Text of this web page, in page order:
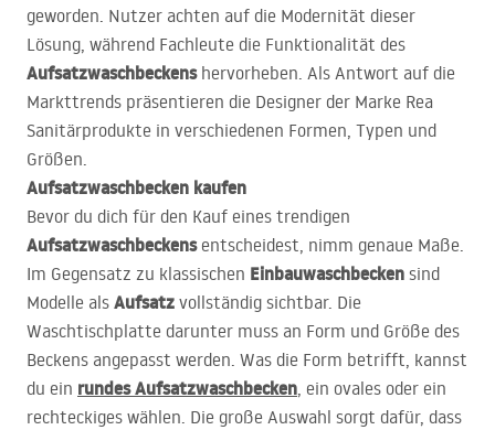
geworden. Nutzer achten auf die Modernität dieser
Lösung, während Fachleute die Funktionalität des
Aufsatzwaschbeckenshervorheben. Als Antwort auf die
Markttrends präsentieren die Designer der Marke Rea
Sanitärprodukte in verschiedenen Formen, Typen und
Größen.
Aufsatzwaschbecken kaufen
Bevor du dich für den Kauf eines trendigen
Aufsatzwaschbeckensentscheidest, nimm genaue Maße.
Im Gegensatz zu klassischen Einbauwaschbecken sind
Modelle als Aufsatz vollständig sichtbar. Die
Waschtischplatte darunter muss an Form und Größe des
Beckens angepasst werden. Was die Form betrifft, kannst
du ein rundes Aufsatzwaschbecken, ein ovales oder ein
rechteckiges wählen. Die große Auswahl sorgt dafür, dass